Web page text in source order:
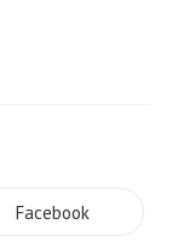
Facebook